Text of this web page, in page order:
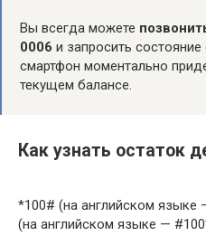
Вы всегда можете
0006 и запросить
смартфон моментально
текущем балансе.
Как узнать остаток
*100# (на английском
(на английском языке —